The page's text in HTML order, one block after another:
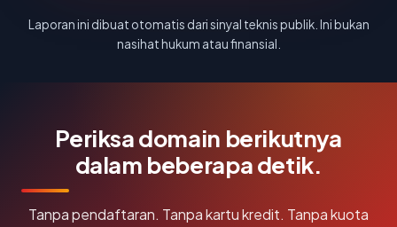
Laporan ini dibuat otomatis dari sinyal teknis publik. Ini bukan
nasihat hukum atau finansial.
Periksa domain berikutnya
dalam beberapa detik.
Tanpa pendaftaran. Tanpa kartu kredit. Tanpa kuota